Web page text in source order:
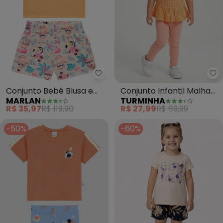
Marlan - Conjunto Bebê Blusa
Conjunto Bebê Blusa e
Shorts Cute Jungle
(Laranja)
MARLAN
R$ 35,97R$ 119,90
Conjunto Infantil Malha
Tradic Cotton (Laranja)
TURMINHA
R$ 27,99R$ 69,99
-50%
-60%